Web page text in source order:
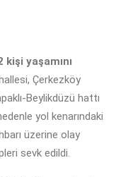
yaşamını
Çerkezköy
Beylikdüzü hattı
yol kenarındaki
üzerine olay
sevk edildi.